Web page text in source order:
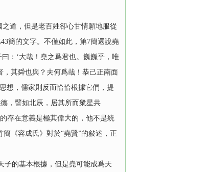
道，但是老百姓卻心甘情願地服從
簡的文字。不僅如此，第7簡還說堯
：‘大哉！堯之爲君也。巍巍乎，唯
其舜也與？夫何爲哉！恭己正南面
想，儒家則反而恰恰根據它們，提
，譬如北辰，居其所而衆星共
存在意義是極其偉大的，他不是統
《容成氏》對於“堯賢”的敍述，正
的基本根據，但是堯可能成爲天